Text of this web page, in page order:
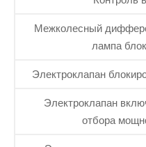
Межколесный
лампа
Электроклапан
Электроклапан
отбора